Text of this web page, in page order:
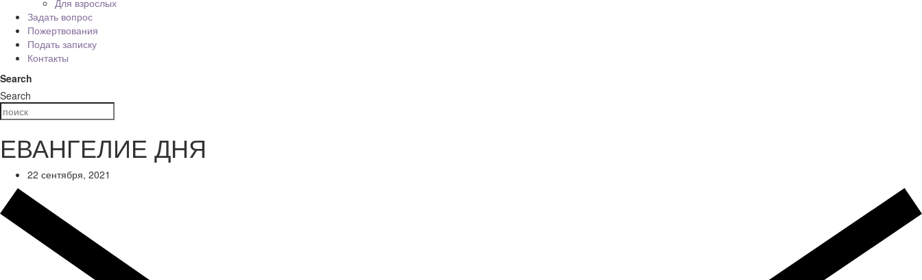
Для взрослых
Задать вопрос
Пожертвования
Подать записку
Контакты
Search
Search
ЕВАНГЕЛИЕ ДНЯ
22 сентября, 2021